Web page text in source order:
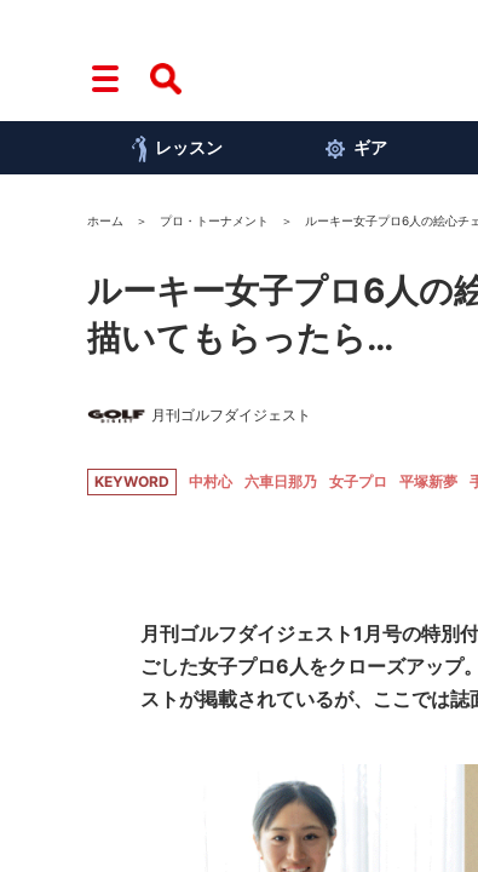
レッスン ギア
ホーム プロ・トーナメント ルーキー女子プロ6人の絵心チ
ルーキー女子プロ6人の
描いてもらったら…
月刊ゴルフダイジェスト
KEYWORD 中村心 六車日那乃 女子プロ 平塚新夢
月刊ゴルフダイジェスト1月号の特別
ごした女子プロ6人をクローズアップ
ストが掲載されているが、ここでは